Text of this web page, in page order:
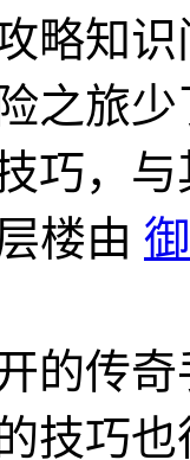
略知
之旅
巧，
楼由
的传
技巧